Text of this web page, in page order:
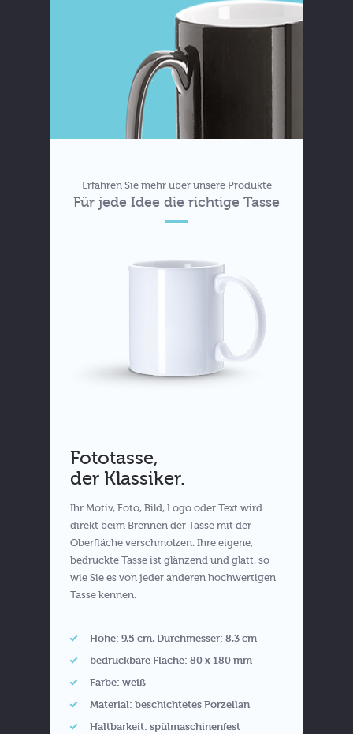
Erfahren Sie mehr über unsere Produkte
Für jede Idee die richtige Tasse
Fototasse,
der Klassiker.
Ihr Motiv, Foto, Bild, Logo oder Text wird
direkt beim Brennen der Tasse mit der
Oberfläche verschmolzen. Ihre eigene,
bedruckte Tasse ist glänzend und glatt, so
wie Sie es von jeder anderen hochwertigen
Tasse kennen.
Höhe: 9,5 cm, Durchmesser: 8,3 cm
bedruckbare Fläche: 80 x 180 mm
Farbe: weiß
Material: beschichtetes Porzellan
Haltbarkeit: spülmaschinenfest